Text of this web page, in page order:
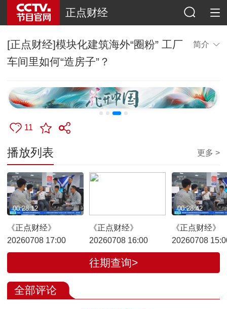
正点财经
[正点财经]模块化建筑海外“圈粉” 工厂
车间里如何“造房子”？
简介
11
播放列表 更多 >
《正点财经》
20260708 17:00
00:28:12
《正点财经》
20260708 16:00
《正点财经》
20260708
00:28:42
往期查询>
全部评论